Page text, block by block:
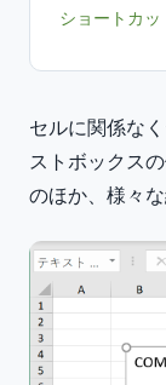
ショートカ
セルに関係な
ストボックス
のほか、様々